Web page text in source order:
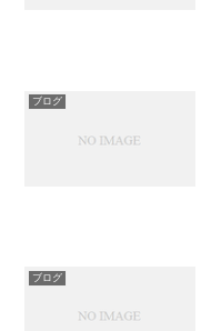
ブログ
ブログ